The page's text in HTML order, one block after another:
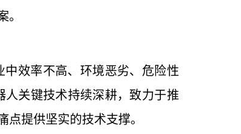
。
效率不高、环境恶劣、危险性
关键技术持续深耕，致力于推
提供坚实的技术支撑。